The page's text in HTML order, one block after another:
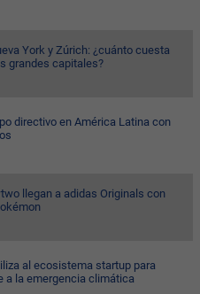
York y Zúrich: ¿cuánto cuesta
grandes capitales?
directivo en América Latina con
llegan a adidas Originals con
al ecosistema startup para
a la emergencia climática